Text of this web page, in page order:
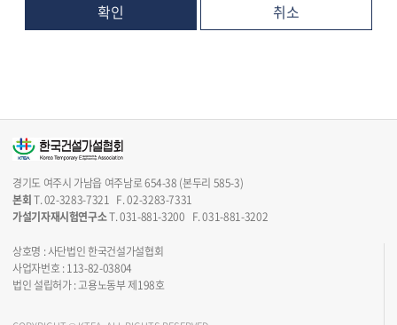
취소
경기도 여주시 가남읍 여주남로 654-38 (본두리 585-3)
본회T. 02-3283-7321 F. 02-3283-7331
가설기자재시험연구소T. 031-881-3200 F. 031-881-3202
상호명 : 사단법인 한국건설가설협회
사업자번호 : 113-82-03804
법인 설립허가 : 고용노동부 제198호